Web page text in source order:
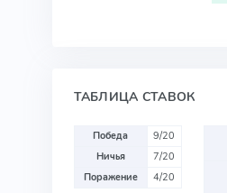
ТАБЛИЦА СТАВОК
Победа
9/20
Ничья
7/20
Поражение
4/20